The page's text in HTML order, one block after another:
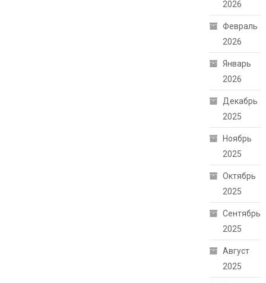
2026
Февраль
2026
Январь
2026
Декабрь
2025
Ноябрь
2025
Октябрь
2025
Сентябрь
2025
Август
2025